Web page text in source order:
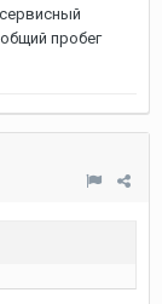
пробег